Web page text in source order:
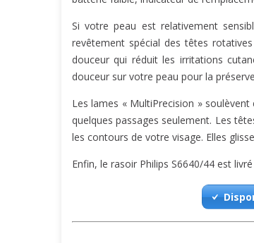
Si votre peau est relativement
revêtement spécial des têtes
douceur qui réduit les irritations
douceur sur votre peau pour la
Les lames « MultiPrecision »
quelques passages seulement. Les
les contours de votre visage. Elles
Enfin, le rasoir Philips S6640/44 est